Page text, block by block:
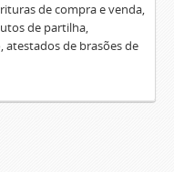
de compra e venda,
de partilha,
atestados de brasões de